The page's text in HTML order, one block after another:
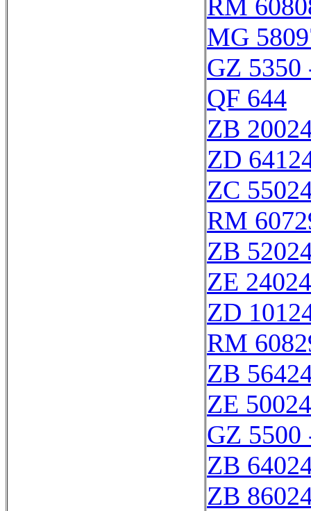
RM
MG
GZ 5350
QF 644
ZB
ZD
ZC
RM
ZB
ZE 24024
ZD
RM
ZB
ZE 50024
GZ 5500
ZB
ZB